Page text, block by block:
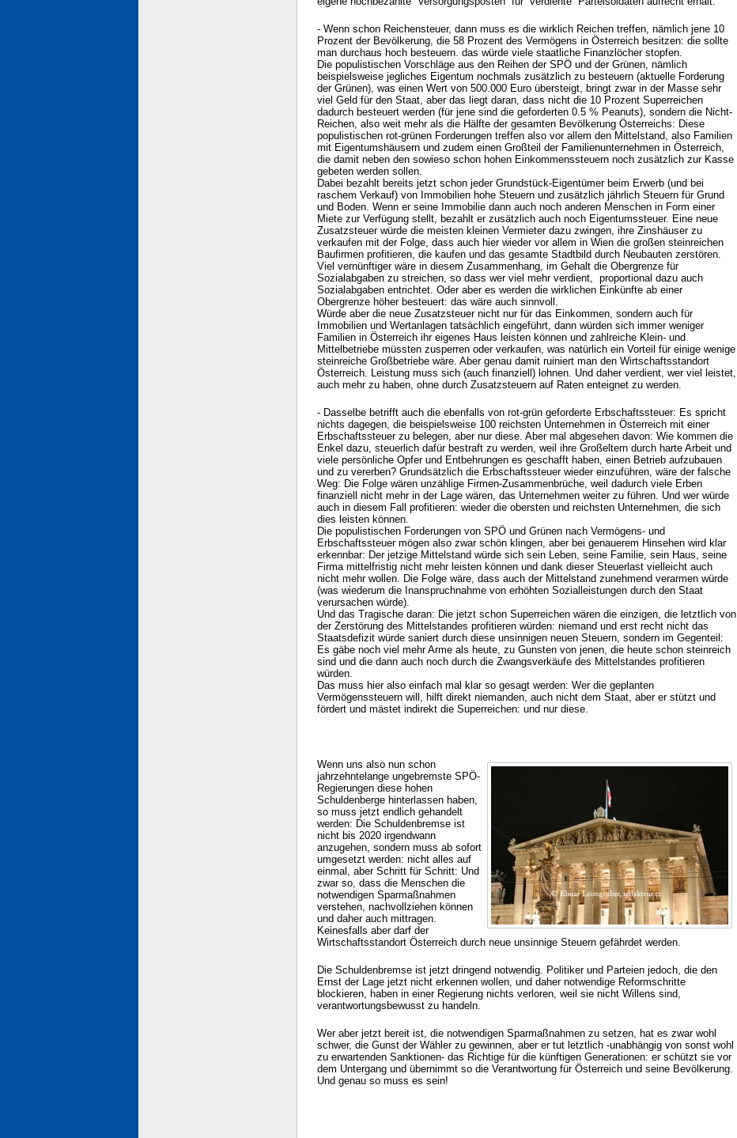
- Wenn schon Reichensteuer, dann muss es die wirklich Reichen treffen, nämlich jene 10
Prozent der Bevölkerung, die 58 Prozent des Vermögens in Österreich besitzen: die sollte
man durchaus hoch besteuern. das würde viele staatliche Finanzlöcher stopfen.
Die populistischen Vorschläge aus den Reihen der SPÖ und der Grünen, nämlich
beispielsweise jegliches Eigentum nochmals zusätzlich zu besteuern (aktuelle Forderung
der Grünen), was einen Wert von 500.000 Euro übersteigt, bringt zwar in der Masse sehr
viel Geld für den Staat, aber das liegt daran, dass nicht die 10 Prozent Superreichen
dadurch besteuert werden (für jene sind die geforderten 0.5 % Peanuts), sondern die Nicht-
Reichen, also weit mehr als die Hälfte der gesamten Bevölkerung Österreichs: Diese
populistischen rot-grünen Forderungen treffen also vor allem den Mittelstand, also Familien
mit Eigentumshäusern und zudem einen Großteil der Familienunternehmen in Österreich,
die damit neben den sowieso schon hohen Einkommenssteuern noch zusätzlich zur Kasse
gebeten werden sollen.
Dabei bezahlt bereits jetzt schon jeder Grundstück-Eigentümer beim Erwerb (und bei
raschem Verkauf) von Immobilien hohe Steuern und zusätzlich jährlich Steuern für Grund
und Boden. Wenn er seine Immobilie dann auch noch anderen Menschen in Form einer
Miete zur Verfügung stellt, bezahlt er zusätzlich auch noch Eigentumssteuer. Eine neue
Zusatzsteuer würde die meisten kleinen Vermieter dazu zwingen, ihre Zinshäuser zu
verkaufen mit der Folge, dass auch hier wieder vor allem in Wien die großen steinreichen
Baufirmen profitieren, die kaufen und das gesamte Stadtbild durch Neubauten zerstören.
Viel vernünftiger wäre in diesem Zusammenhang, im Gehalt die Obergrenze für
Sozialabgaben zu streichen, so dass wer viel mehr verdient, proportional dazu auch
Sozialabgaben entrichtet. Oder aber es werden die wirklichen Einkünfte ab einer
Obergrenze höher besteuert: das wäre auch sinnvoll.
Würde aber die neue Zusatzsteuer nicht nur für das Einkommen, sondern auch für
Immobilien und Wertanlagen tatsächlich eingeführt, dann würden sich immer weniger
Familien in Österreich ihr eigenes Haus leisten können und zahlreiche Klein- und
Mittelbetriebe müssten zusperren oder verkaufen, was natürlich ein Vorteil für einige wenige
steinreiche Großbetriebe wäre. Aber genau damit ruiniert man den Wirtschaftsstandort
Österreich. Leistung muss sich (auch finanziell) lohnen. Und daher verdient, wer viel leistet,
auch mehr zu haben, ohne durch Zusatzsteuern auf Raten enteignet zu werden.
- Dasselbe betrifft auch die ebenfalls von rot-grün geforderte Erbschaftssteuer: Es spricht
nichts dagegen, die beispielsweise 100 reichsten Unternehmen in Österreich mit einer
Erbschaftssteuer zu belegen, aber nur diese. Aber mal abgesehen davon: Wie kommen die
Enkel dazu, steuerlich dafür bestraft zu werden, weil ihre Großeltern durch harte Arbeit und
viele persönliche Opfer und Entbehrungen es geschafft haben, einen Betrieb aufzubauen
und zu vererben? Grundsätzlich die Erbschaftssteuer wieder einzuführen, wäre der falsche
Weg: Die Folge wären unzählige Firmen-Zusammenbrüche, weil dadurch viele Erben
finanziell nicht mehr in der Lage wären, das Unternehmen weiter zu führen. Und wer würde
auch in diesem Fall profitieren: wieder die obersten und reichsten Unternehmen, die sich
dies leisten können.
Die populistischen Forderungen von SPÖ und Grünen nach Vermögens- und
Erbschaftssteuer mögen also zwar schön klingen, aber bei genauerem Hinsehen wird klar
erkennbar: Der jetzige Mittelstand würde sich sein Leben, seine Familie, sein Haus, seine
Firma mittelfristig nicht mehr leisten können und dank dieser Steuerlast vielleicht auch
nicht mehr wollen. Die Folge wäre, dass auch der Mittelstand zunehmend verarmen würde
(was wiederum die Inanspruchnahme von erhöhten Sozialleistungen durch den Staat
verursachen würde).
Und das Tragische daran: Die jetzt schon Superreichen wären die einzigen, die letztlich von
der Zerstörung des Mittelstandes profitieren würden: niemand und erst recht nicht das
Staatsdefizit würde saniert durch diese unsinnigen neuen Steuern, sondern im Gegenteil:
Es gäbe noch viel mehr Arme als heute, zu Gunsten von jenen, die heute schon steinreich
sind und die dann auch noch durch die Zwangsverkäufe des Mittelstandes profitieren
würden.
Das muss hier also einfach mal klar so gesagt werden: Wer die geplanten
Vermögenssteuern will, hilft direkt niemanden, auch nicht dem Staat, aber er stützt und
fördert und mästet indirekt die Superreichen: und nur diese.
Wenn uns also nun schon
jahrzehntelange ungebremste SPÖ-
Regierungen diese hohen
Schuldenberge hinterlassen haben,
so muss jetzt endlich gehandelt
werden: Die Schuldenbremse ist
nicht bis 2020 irgendwann
anzugehen, sondern muss ab sofort
umgesetzt werden: nicht alles auf
einmal, aber Schritt für Schritt: Und
zwar so, dass die Menschen die
notwendigen Sparmaßnahmen
verstehen, nachvollziehen können
und daher auch mittragen.
Keinesfalls aber darf der
Wirtschaftsstandort Österreich durch neue unsinnige Steuern gefährdet werden.
Die Schuldenbremse ist jetzt dringend notwendig. Politiker und Parteien jedoch, die den
Ernst der Lage jetzt nicht erkennen wollen, und daher notwendige Reformschritte
blockieren, haben in einer Regierung nichts verloren, weil sie nicht Willens sind,
verantwortungsbewusst zu handeln.
Wer aber jetzt bereit ist, die notwendigen Sparmaßnahmen zu setzen, hat es zwar wohl
schwer, die Gunst der Wähler zu gewinnen, aber er tut letztlich -unabhängig von sonst wohl
zu erwartenden Sanktionen- das Richtige für die künftigen Generationen: er schützt sie vor
dem Untergang und übernimmt so die Verantwortung für Österreich und seine Bevölkerung.
Und genau so muss es sein!